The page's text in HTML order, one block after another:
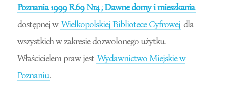
Poznania 1999 R.69 Nr4 ; Dawne domy i mieszkania
dostępnej w Wielkopolskiej Bibliotece Cyfrowej dla
wszystkich w zakresie dozwolonego użytku.
Właścicielem praw jest Wydawnictwo Miejskie w
Poznaniu.